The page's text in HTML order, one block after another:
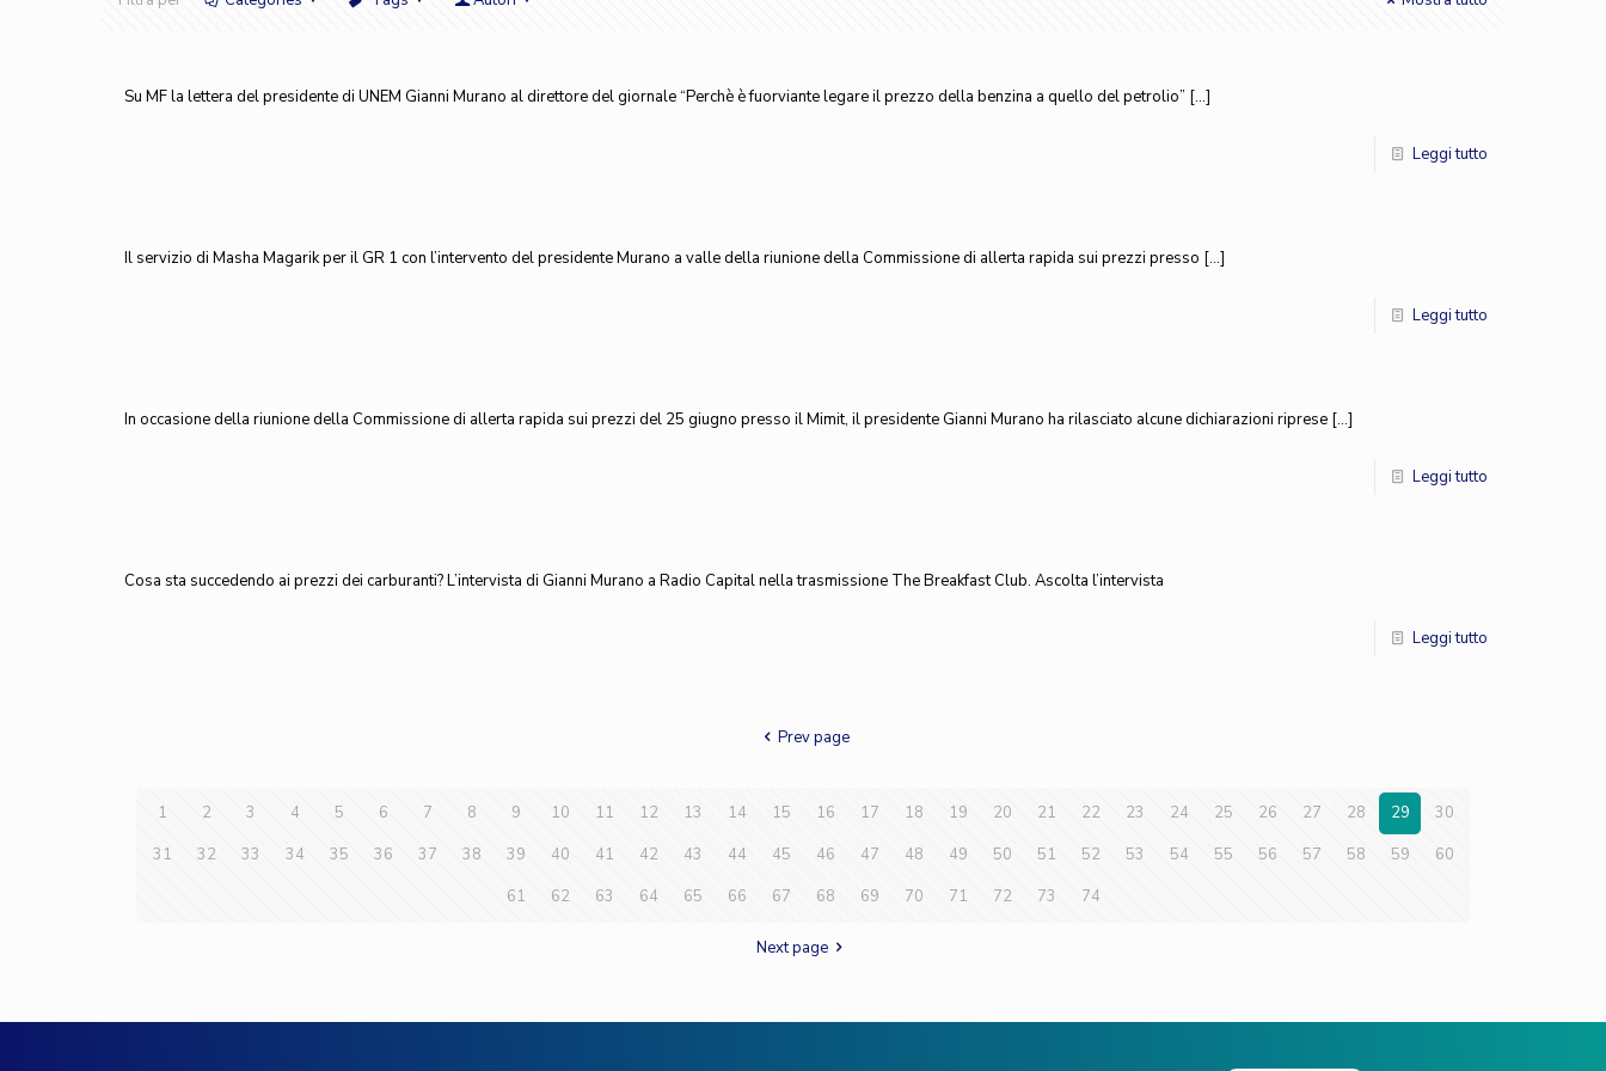
Su MF la lettera del presidente di UNEM Gianni Murano al direttore del giornale “Perchè è fuorviante legare il prezzo della benzina a quello del petrolio” […]
Leggi tutto
Il servizio di Masha Magarik per il GR 1 con l’intervento del presidente Murano a valle della riunione della Commissione di allerta rapida sui prezzi presso […]
Leggi tutto
In occasione della riunione della Commissione di allerta rapida sui prezzi del 25 giugno presso il Mimit, il presidente Gianni Murano ha rilasciato alcune dichiarazioni riprese […]
Leggi tutto
Cosa sta succedendo ai prezzi dei carburanti? L’intervista di Gianni Murano a Radio Capital nella trasmissione The Breakfast Club. Ascolta l’intervista
Leggi tutto
Prev page
1 2 3 4 5 6 7 8 9 10 11 12 13 14 15 16 17 18 19 20 21 22 23 24 25 26 27 28 29
30
31
32 33 34 35 36 37 38 39 40 41 42 43 44 45 46 47 48 49 50 51 52 53 54 55 56 57 58 59
60
61
62 63 64 65 66 67 68 69 70 71 72 73 74
Next page